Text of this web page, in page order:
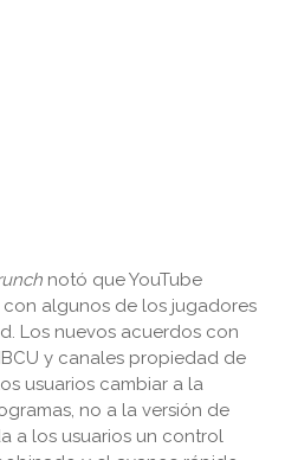
notó que YouTube
algunos de los jugadores
Los nuevos acuerdos con
y canales propiedad de
usuarios cambiar a la
no a la versión de
a los usuarios un control